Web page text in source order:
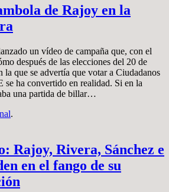
de Rajoy en la
un vídeo de campaña que, con el
después de las elecciones del 20 de
la que se advertía que votar a Ciudadanos
se ha convertido en realidad. Si en la
una partida de billar…
.
Rajoy, Rivera, Sánchez e
en el fango de su